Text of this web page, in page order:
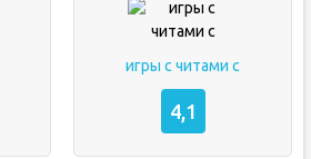
игры с читами с
4,1